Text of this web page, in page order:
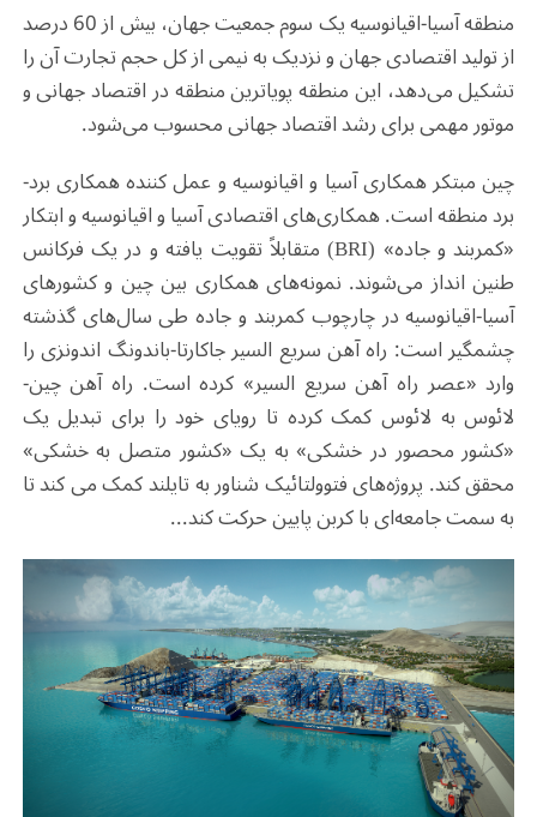
منطقه آسیا-اقیانوسیه یک سوم جمعیت جهان، بیش از 60 درصد
از تولید اقتصادی جهان و نزدیک به نیمی از کل حجم تجارت آن را
تشکیل می‌دهد، این منطقه پویاترین منطقه در اقتصاد جهانی و
موتور مهمی برای رشد اقتصاد جهانی محسوب می‌شود.
چین مبتکر همکاری آسیا و اقیانوسیه و عمل کننده همکاری برد-
برد منطقه است. همکاری‌های اقتصادی آسیا و اقیانوسیه و ابتکار
«کمربند و جاده» (BRI) متقابلاً تقویت یافته و در یک فرکانس
طنین انداز می‌شوند. نمونه‌های همکاری بین چین و کشورهای
آسیا-اقیانوسیه در چارچوب کمربند و جاده طی سال‌های گذشته
چشمگیر است: راه آهن سریع السیر جاکارتا-باندونگ اندونزی را
وارد «عصر راه آهن سریع السیر» کرده است. راه آهن چین-
لائوس به لائوس کمک کرده تا رویای خود را برای تبدیل یک
«کشور محصور در خشکی» به یک «کشور متصل به خشکی»
محقق کند. پروژه‌های فتوولتائیک شناور به تایلند کمک می کند تا
به سمت جامعه‌ای با کربن پایین حرکت کند...